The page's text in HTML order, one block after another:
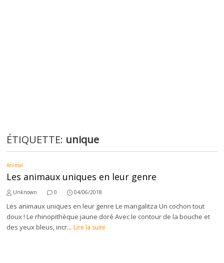
ÉTIQUETTE: unique
Animal
Les animaux uniques en leur genre
Unknown 0 04/06/2018
Les animaux uniques en leur genre Le mangalitza Un cochon tout
doux ! Le rhinopithèque jaune doré Avec le contour de la bouche et
des yeux bleus, incr... Lire la suite